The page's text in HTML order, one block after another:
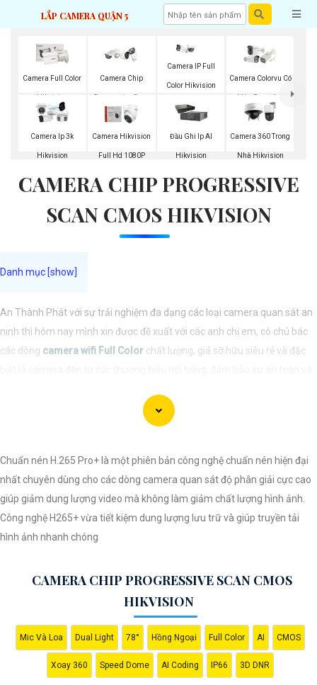
LẮP CAMERA QUẬN 5
Camera Full Color
Hikvision
Camera Chip
Progressive Scan
CMOS Hikvision
Camera IP Full
Color Hikvision
Camera Colorvu Có
Màu Ban Đêm
Camera Ip 3k
Hikvision
Camera Hikvision
Full Hd 1080P
Đầu Ghi Ip AI
Hikvision
Camera 360 Trong
Nhà Hikvision
CAMERA CHIP PROGRESSIVE
SCAN CMOS HIKVISION
An Thành Phát với sự trải nghiệm đa dạng các loại camera quan sát an
ninh thì hôm nay mình xin được đề xuất với các anh chị em, cô chú bác
các dòng camera wifi Full Color chất lượng, giá sỡ hữu siêu rẻ và đặc
Chuẩn nén H.265 Pro+ là một phiên bản công nghệ chuẩn nén hiện đại
nhất chuyên dùng cho các dòng camera quan sát độ phân giải cực cao
giúp giảm dung lượng video mà không làm giảm chất lượng hình ảnh.
Công nghệ H265+ vừa tiết kiệm dung lượng lưu trữ và giúp truyền tải
hình ảnh nhanh chóng
CAMERA CHIP PROGRESSIVE SCAN CMOS
HIKVISION
Mic Và Loa Dual Light 78° Hồng Ngoại Full Color AI CMOS
Xoay 360 Speed Dome AI Coding IP66 3D DNR